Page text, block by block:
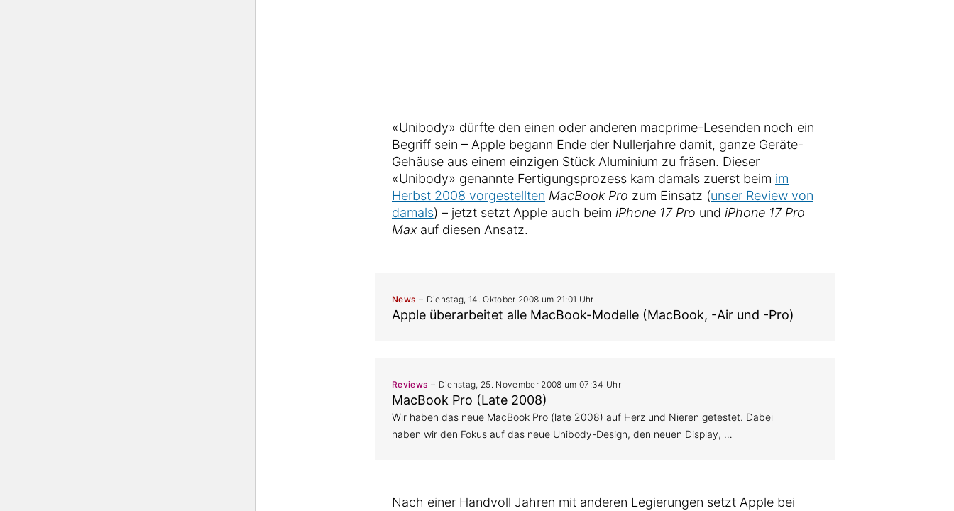
«Unibody» dürfte den einen oder anderen macprime-Lesenden noch ein
Begriff sein – Apple begann Ende der Nullerjahre damit, ganze Geräte-
Gehäuse aus einem einzigen Stück Aluminium zu fräsen. Dieser
«Unibody» genannte Fertigungsprozess kam damals zuerst beim im
Herbst 2008 vorgestellten MacBook Pro zum Einsatz (unser Review von
damals) – jetzt setzt Apple auch beim iPhone 17 Pro und iPhone 17 Pro
Maxauf diesen Ansatz.
News Dienstag, 14. Oktober 2008 um 21:01 Uhr
Apple überarbeitet alle MacBook-Modelle (MacBook, -Air und -Pro)
Reviews Dienstag, 25. November 2008 um 07:34 Uhr
MacBook Pro (Late 2008)
Wir haben das neue MacBook Pro (late 2008) auf Herz und Nieren getestet. Dabei
haben wir den Fokus auf das neue Unibody-Design, den neuen Display, …
Nach einer Handvoll Jahren mit anderen Legierungen setzt Apple bei